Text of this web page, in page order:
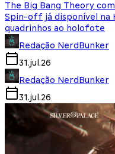
The Big Bang Theory
Spin-off já disponível na
quadrinhos ao holofote
Redação NerdBunker
31.jul.26
Redação NerdBunker
31.jul.26